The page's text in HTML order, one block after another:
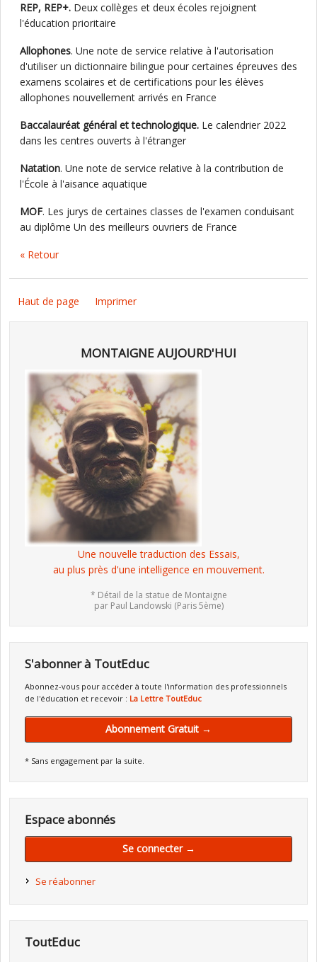
REP, REP+. Deux collèges et deux écoles rejoignent
l'éducation prioritaire
Allophones. Une note de service relative à l'autorisation
d'utiliser un dictionnaire bilingue pour certaines épreuves des
examens scolaires et de certifications pour les élèves
allophones nouvellement arrivés en France
Baccalauréat général et technologique. Le calendrier 2022
dans les centres ouverts à l'étranger
Natation. Une note de service relative à la contribution de
l'École à l'aisance aquatique
MOF. Les jurys de certaines classes de l'examen conduisant
au diplôme Un des meilleurs ouvriers de France
« Retour
Haut de page Imprimer
MONTAIGNE AUJOURD'HUI
Une nouvelle traduction des Essais,
au plus près d'une intelligence en mouvement.
* Détail de la statue de Montaigne
par Paul Landowski (Paris 5ème)
S'abonner à ToutEduc
Abonnez-vous pour accéder à toute l'information des professionnels
de l'éducation et recevoir : La Lettre ToutEduc
Abonnement Gratuit →
* Sans engagement par la suite.
Espace abonnés
Se connecter →
Se réabonner
ToutEduc